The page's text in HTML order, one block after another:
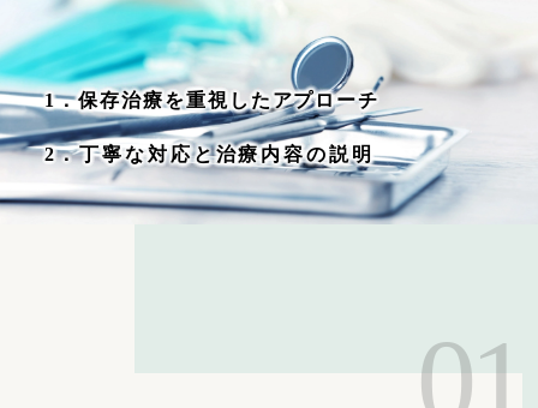
1．保存治療を重視したアプローチ
2．丁寧な対応と治療内容の説明